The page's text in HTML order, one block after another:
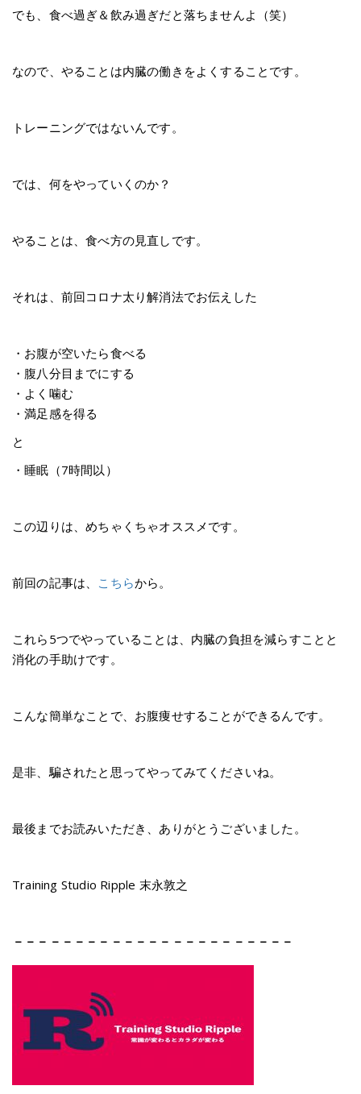
でも、食べ過ぎ＆飲み過ぎだと落ちませんよ（笑）
なので、やることは内臓の働きをよくすることです。
トレーニングではないんです。
では、何をやっていくのか？
やることは、食べ方の見直しです。
それは、前回コロナ太り解消法でお伝えした
・お腹が空いたら食べる
・腹八分目までにする
・よく噛む
・満足感を得る
と
・睡眠（7時間以）
この辺りは、めちゃくちゃオススメです。
前回の記事は、 こちらから。
これら5つでやっていることは、内臓の負担を減らすことと
消化の手助けです。
こんな簡単なことで、お腹痩せすることができるんです。
是非、騙されたと思ってやってみてくださいね。
最後までお読みいただき、ありがとうございました。
Training Studio Ripple 末永敦之
－－－－－－－－－－－－－－－－－－－－－－－